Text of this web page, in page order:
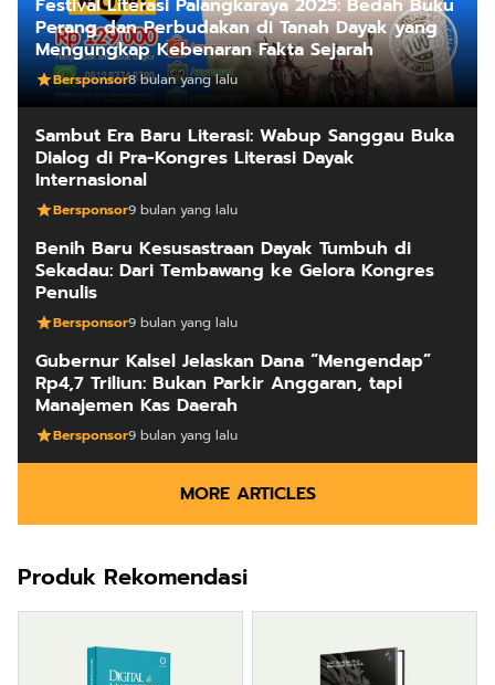
Perang dan Perbudakan di Tanah Dayak yang
Mengungkap Kebenaran Fakta Sejarah
Bersponsor8 bulan yang lalu
Sambut Era Baru Literasi: Wabup Sanggau Buka
Dialog di Pra-Kongres Literasi Dayak
Internasional
Bersponsor9 bulan yang lalu
Benih Baru Kesusastraan Dayak Tumbuh di
Sekadau: Dari Tembawang ke Gelora Kongres
Penulis
Bersponsor9 bulan yang lalu
Gubernur Kalsel Jelaskan Dana “Mengendap”
Rp4,7 Triliun: Bukan Parkir Anggaran, tapi
Manajemen Kas Daerah
Bersponsor9 bulan yang lalu
MORE ARTICLES
Produk Rekomendasi